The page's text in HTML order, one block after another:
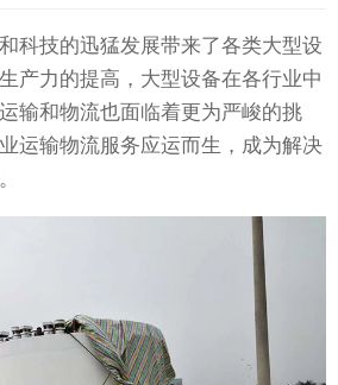
科技的迅猛发展带来了各类大型设
产力的提高，大型设备在各行业中
输和物流也面临着更为严峻的挑
运输物流服务应运而生，成为解决